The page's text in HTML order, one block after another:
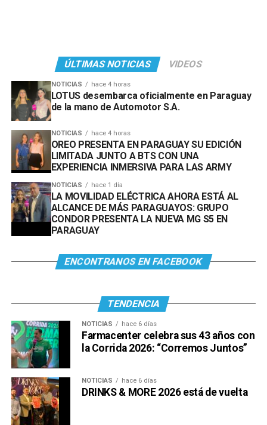
ÚLTIMAS NOTICIAS VIDEOS
NOTICIAS hace 4 horas
LOTUS desembarca oficialmente en Paraguay
de la mano de Automotor S.A.
NOTICIAS hace 4 horas
OREO PRESENTA EN PARAGUAY SU EDICIÓN
LIMITADA JUNTO A BTS CON UNA
EXPERIENCIA INMERSIVA PARA LAS ARMY
NOTICIAS hace 1 día
LA MOVILIDAD ELÉCTRICA AHORA ESTÁ AL
ALCANCE DE MÁS PARAGUAYOS: GRUPO
CONDOR PRESENTA LA NUEVA MG S5 EN
PARAGUAY
ENCONTRANOS EN FACEBOOK
TENDENCIA
NOTICIAS hace 6 días
Farmacenter celebra sus 43 años con
la Corrida 2026: “Corremos Juntos”
NOTICIAS hace 6 días
DRINKS & MORE 2026 está de vuelta